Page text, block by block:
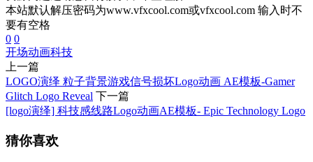
本站默认解压密码为www.vfxcool.com或vfxcool.com 输入时不
要有空格
0 0
开场动画科技
上一篇
LOGO演绎 粒子背景游戏信号损坏Logo动画 AE模板-Gamer
Glitch Logo Reveal 下一篇
[logo演绎] 科技感线路Logo动画AE模板- Epic Technology Logo
猜你喜欢